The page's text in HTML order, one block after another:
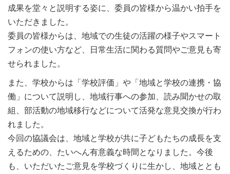
成果を堂々と説明する姿に、委員の皆様から温かい拍手を
いただきました。
委員の皆様からは、地域での生徒の活躍の様子やスマート
フォンの使い方など、日常生活に関わる質問やご意見も寄
せられました。
また、学校からは「学校評価」や「地域と学校の連携・協
働」について説明し、地域行事への参加、読み聞かせの取
組、部活動の地域移行などについて活発な意見交換が行わ
れました。
今回の協議会は、地域と学校が共に子どもたちの成長を支
えるための、たいへん有意義な時間となりました。今後
も、いただいたご意見を学校づくりに生かし、地域ととも